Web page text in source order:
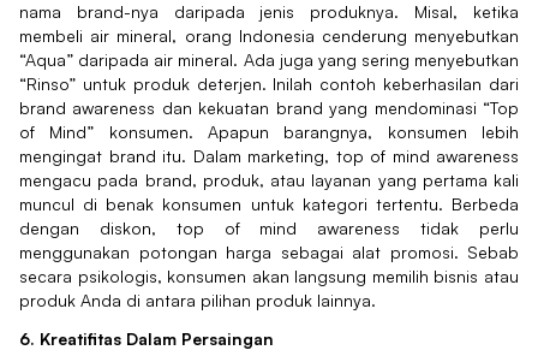
nama brand-nya daripada jenis produknya. Misal, ketika
membeli air mineral, orang Indonesia cenderung menyebutkan
“Aqua” daripada air mineral. Ada juga yang sering menyebutkan
“Rinso” untuk produk deterjen. Inilah contoh keberhasilan dari
brand awareness dan kekuatan brand yang mendominasi “Top
of Mind” konsumen. Apapun barangnya, konsumen lebih
mengingat brand itu. Dalam marketing, top of mind awareness
mengacu pada brand, produk, atau layanan yang pertama kali
muncul di benak konsumen untuk kategori tertentu. Berbeda
dengan diskon, top of mind awareness tidak perlu
menggunakan potongan harga sebagai alat promosi. Sebab
secara psikologis, konsumen akan langsung memilih bisnis atau
produk Anda di antara pilihan produk lainnya.
6. Kreatifitas Dalam Persaingan